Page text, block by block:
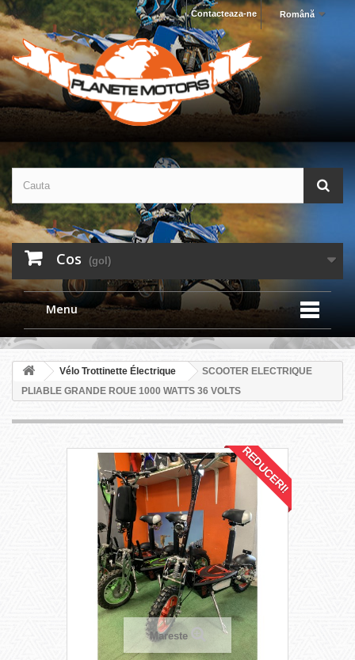
Română
Contacteaza-ne
Cos (gol)
Menu
Vélo Trottinette Électrique
SCOOTER ELECTRIQUE
PLIABLE GRANDE ROUE 1000 WATTS 36 VOLTS
REDUCERI!
Mareste